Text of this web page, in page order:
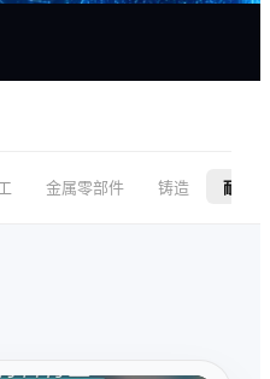
金属零部件 铸造 耐火